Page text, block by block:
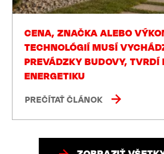
CENA, ZNAČKA ALEBO
TECHNOLÓGIÍ MUSÍ
PREVÁDZKY BUDOVY, TVRDÍ
ENERGETIKU
PREČÍTAŤ ČLÁNOK